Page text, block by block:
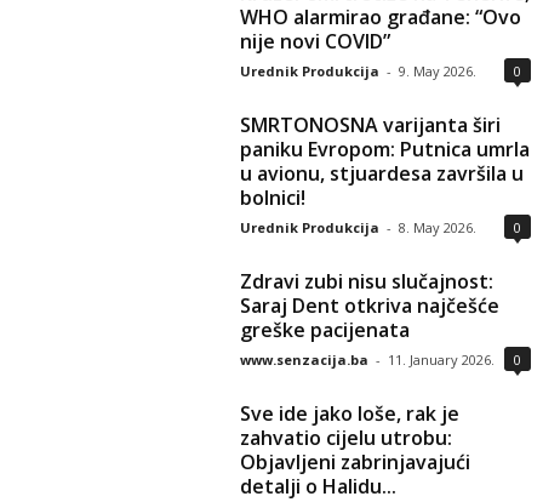
WHO alarmirao građane: “Ovo
nije novi COVID”
Urednik Produkcija - 9. May 2026. 0
SMRTONOSNA varijanta širi
paniku Evropom: Putnica umrla
u avionu, stjuardesa završila u
bolnici!
Urednik Produkcija - 8. May 2026. 0
Zdravi zubi nisu slučajnost:
Saraj Dent otkriva najčešće
greške pacijenata
www.senzacija.ba - 11. January 2026. 0
Sve ide jako loše, rak je
zahvatio cijelu utrobu:
Objavljeni zabrinjavajući
detalji o Halidu...